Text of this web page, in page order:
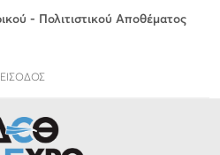
- Πολιτιστικού Αποθέματος
ΕΙΣΟΔΟΣ